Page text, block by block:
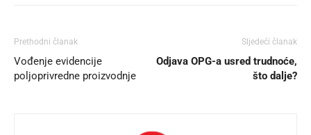
Prethodni članak
Vođenje evidencije
poljoprivredne proizvodnje
Sljedeći članak
Odjava OPG-a usred trudnoće,
što dalje?